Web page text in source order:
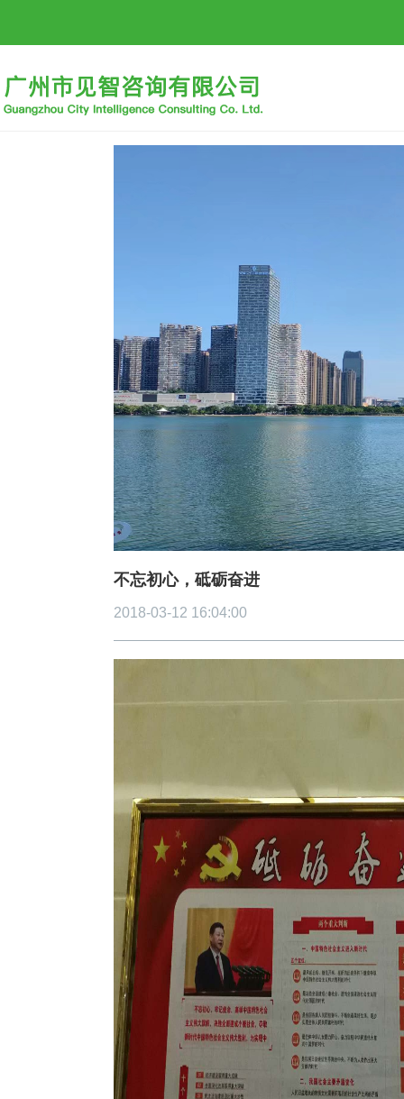
不忘初心，砥砺奋进
2018-03-12 16:04:00